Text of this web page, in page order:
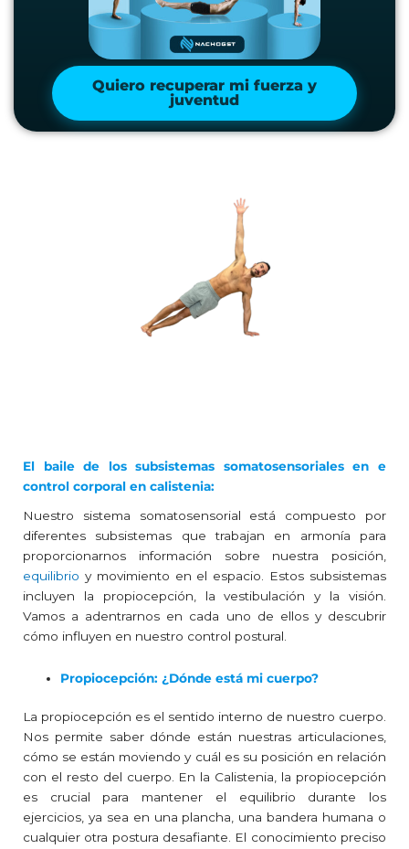
Quiero recuperar mi fuerza y
juventud
El baile de los subsistemas somatosensoriales en e
control corporal en calistenia:
Nuestro sistema somatosensorial está compuesto por
diferentes subsistemas que trabajan en armonía para
proporcionarnos información sobre nuestra posición,
equilibrio y movimiento en el espacio. Estos subsistemas
incluyen la propiocepción, la vestibulación y la visión.
Vamos a adentrarnos en cada uno de ellos y descubrir
cómo influyen en nuestro control postural.
Propiocepción: ¿Dónde está mi cuerpo?
La propiocepción es el sentido interno de nuestro cuerpo.
Nos permite saber dónde están nuestras articulaciones,
cómo se están moviendo y cuál es su posición en relación
con el resto del cuerpo. En la Calistenia, la propiocepción
es crucial para mantener el equilibrio durante los
ejercicios, ya sea en una plancha, una bandera humana o
cualquier otra postura desafiante. El conocimiento preciso